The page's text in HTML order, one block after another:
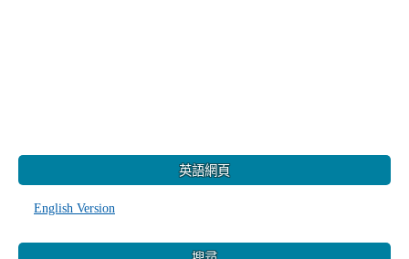
英語網頁
English Version